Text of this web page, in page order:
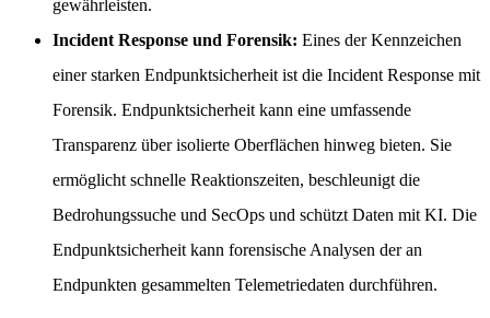
gewährleisten.
Incident Response und Forensik: Eines der Kennzeichen
einer starken Endpunktsicherheit ist die Incident Response mit
Forensik. Endpunktsicherheit kann eine umfassende
Transparenz über isolierte Oberflächen hinweg bieten. Sie
ermöglicht schnelle Reaktionszeiten, beschleunigt die
Bedrohungssuche und SecOps und schützt Daten mit KI. Die
Endpunktsicherheit kann forensische Analysen der an
Endpunkten gesammelten Telemetriedaten durchführen.